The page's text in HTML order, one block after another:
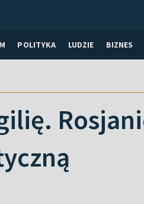
POLITYKA LUDZIE BIZNES